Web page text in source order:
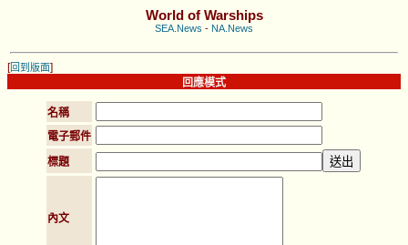
World of Warships
SEA.News - NA.News
[回到版面]
回應模式
名稱
電子郵件
標題
內文